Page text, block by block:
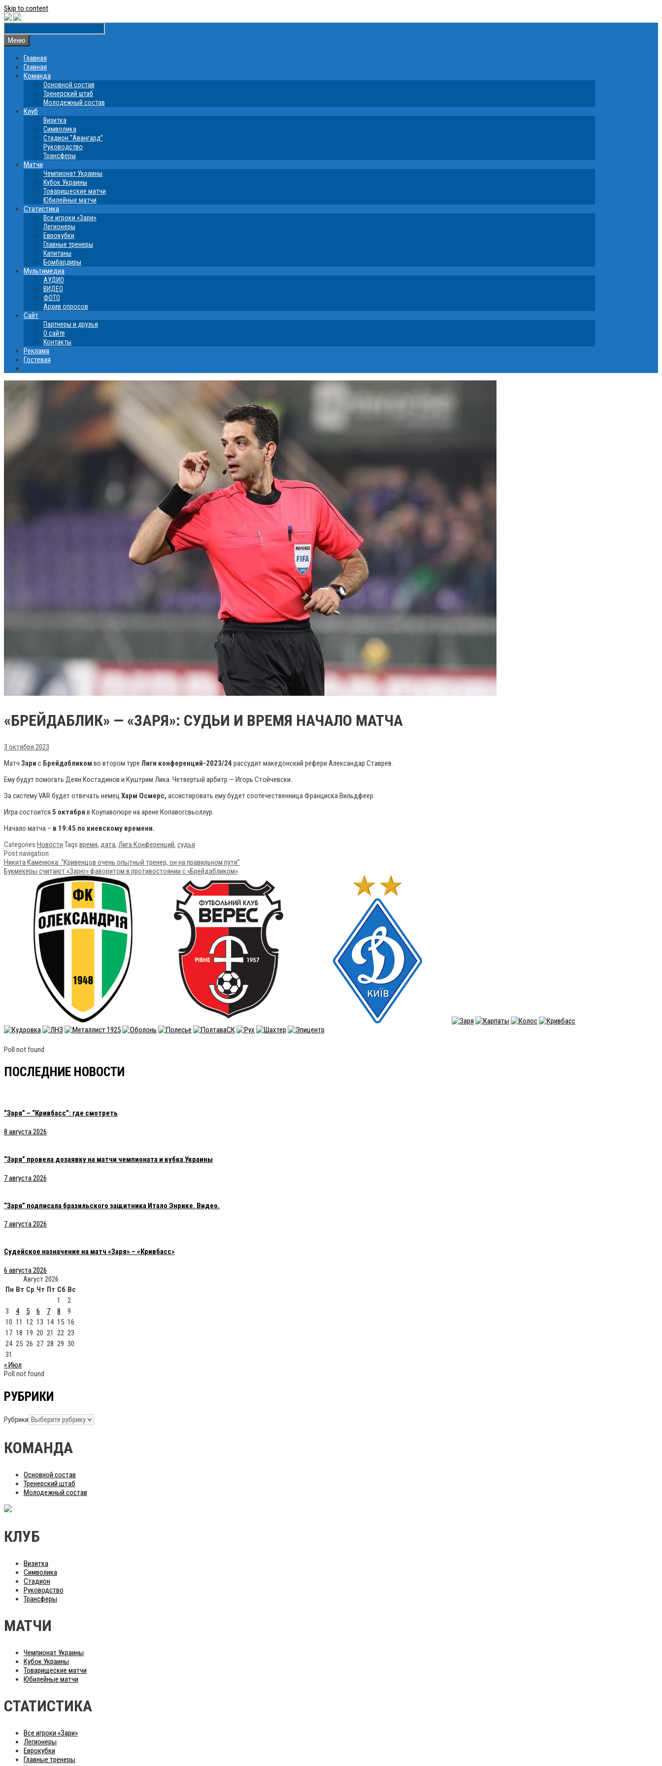
Skip to content
Меню
Главная
Главная
Команда
Основной состав
Тренерский штаб
Молодежный состав
Клуб
Визитка
Символика
Стадион “Авангард”
Руководство
Трансферы
Матчи
Чемпионат Украины
Кубок Украины
Товарищеские матчи
Юбилейные матчи
Статистика
Все игроки «Зари»
Легионеры
Еврокубки
Главные тренеры
Капитаны
Бомбардиры
Мультимедиа
АУДИО
ВИДЕО
ФОТО
Архив опросов
Сайт
Партнеры и друзья
О сайте
Контакты
Реклама
Гостевая
«БРЕЙДАБЛИК» — «ЗАРЯ»: СУДЬИ И ВРЕМЯ НАЧАЛО МАТЧА
3 октября 2023
Матч Зари с Брейдабликом во втором туре Лиги конференций-2023/24 рассудит македонский рефери Александар Ставрев.
Ему будут помогать Деян Костадинов и Куштрим Лика. Четвертый арбитр — Игорь Стойчевски.
За систему VAR будет отвечать немец Харм Осмерс, ассистировать ему будет соотечественница Франциска Вильдфеер.
Игра состоится 5 октября в Коупавогюре на арене Копавогсвьоллур.
Начало матча – в 19:45 по киевскому времени.
Categories Новости Tags время, дата, Лига Конференций, судья
Post navigation
Никита Каменюка: “Кривенцов очень опытный тренер, он на правильном пути”
Букмекеры считают «Зарю» фаворитом в противостоянии с «Брейдабликом»
Poll not found
ПОСЛЕДНИЕ НОВОСТИ
“Заря” – “Кривбасс”: где смотреть
8 августа 2026
“Заря” провела дозаявку на матчи чемпионата и кубка Украины
7 августа 2026
“Заря” подписала бразильского защитника Итало Энрике. Видео.
7 августа 2026
Судейское назначение на матч «Заря» – «Кривбасс»
6 августа 2026
Август 2026
Пн Вт Ср Чт Пт Сб Вс
1
2
3
4 5 6 7 8
9
10 11 12 13 14 15 16
17 18 19 20 21 22 23
24 25 26 27 28 29 30
31
« Июл
Poll not found
РУБРИКИ
Рубрики
КОМАНДА
Основной состав
Тренерский штаб
Молодежный состав
КЛУБ
Визитка
Символика
Стадион
Руководство
Трансферы
МАТЧИ
Чемпионат Украины
Кубок Украины
Товарищеские матчи
Юбилейные матчи
СТАТИСТИКА
Все игроки «Зари»
Легионеры
Еврокубки
Главные тренеры